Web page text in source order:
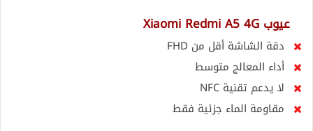
عيوب Xiaomi Redmi A5 4G
دقة الشاشة أقل من FHD
أداء المعالج متوسط
لا يدعم تقنية NFC
مقاومة الماء جزئية فقط